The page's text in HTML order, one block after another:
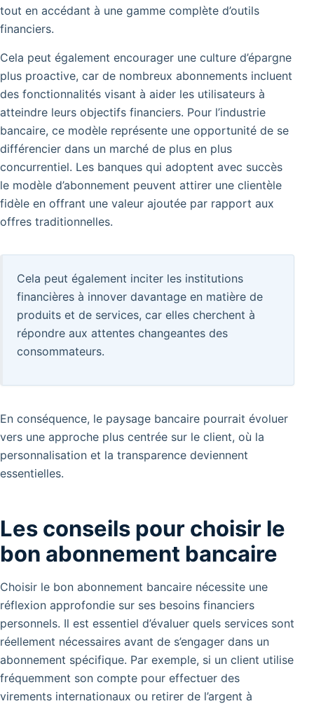
tout en accédant à une gamme complète d’outils
financiers.
Cela peut également encourager une culture d’épargne
plus proactive, car de nombreux abonnements incluent
des fonctionnalités visant à aider les utilisateurs à
atteindre leurs objectifs financiers. Pour l’industrie
bancaire, ce modèle représente une opportunité de se
différencier dans un marché de plus en plus
concurrentiel. Les banques qui adoptent avec succès
le modèle d’abonnement peuvent attirer une clientèle
fidèle en offrant une valeur ajoutée par rapport aux
offres traditionnelles.
Cela peut également inciter les institutions
financières à innover davantage en matière de
produits et de services, car elles cherchent à
répondre aux attentes changeantes des
consommateurs.
En conséquence, le paysage bancaire pourrait évoluer
vers une approche plus centrée sur le client, où la
personnalisation et la transparence deviennent
essentielles.
Les conseils pour choisir le
bon abonnement bancaire
Choisir le bon abonnement bancaire nécessite une
réflexion approfondie sur ses besoins financiers
personnels. Il est essentiel d’évaluer quels services sont
réellement nécessaires avant de s’engager dans un
abonnement spécifique. Par exemple, si un client utilise
fréquemment son compte pour effectuer des
virements internationaux ou retirer de l’argent à